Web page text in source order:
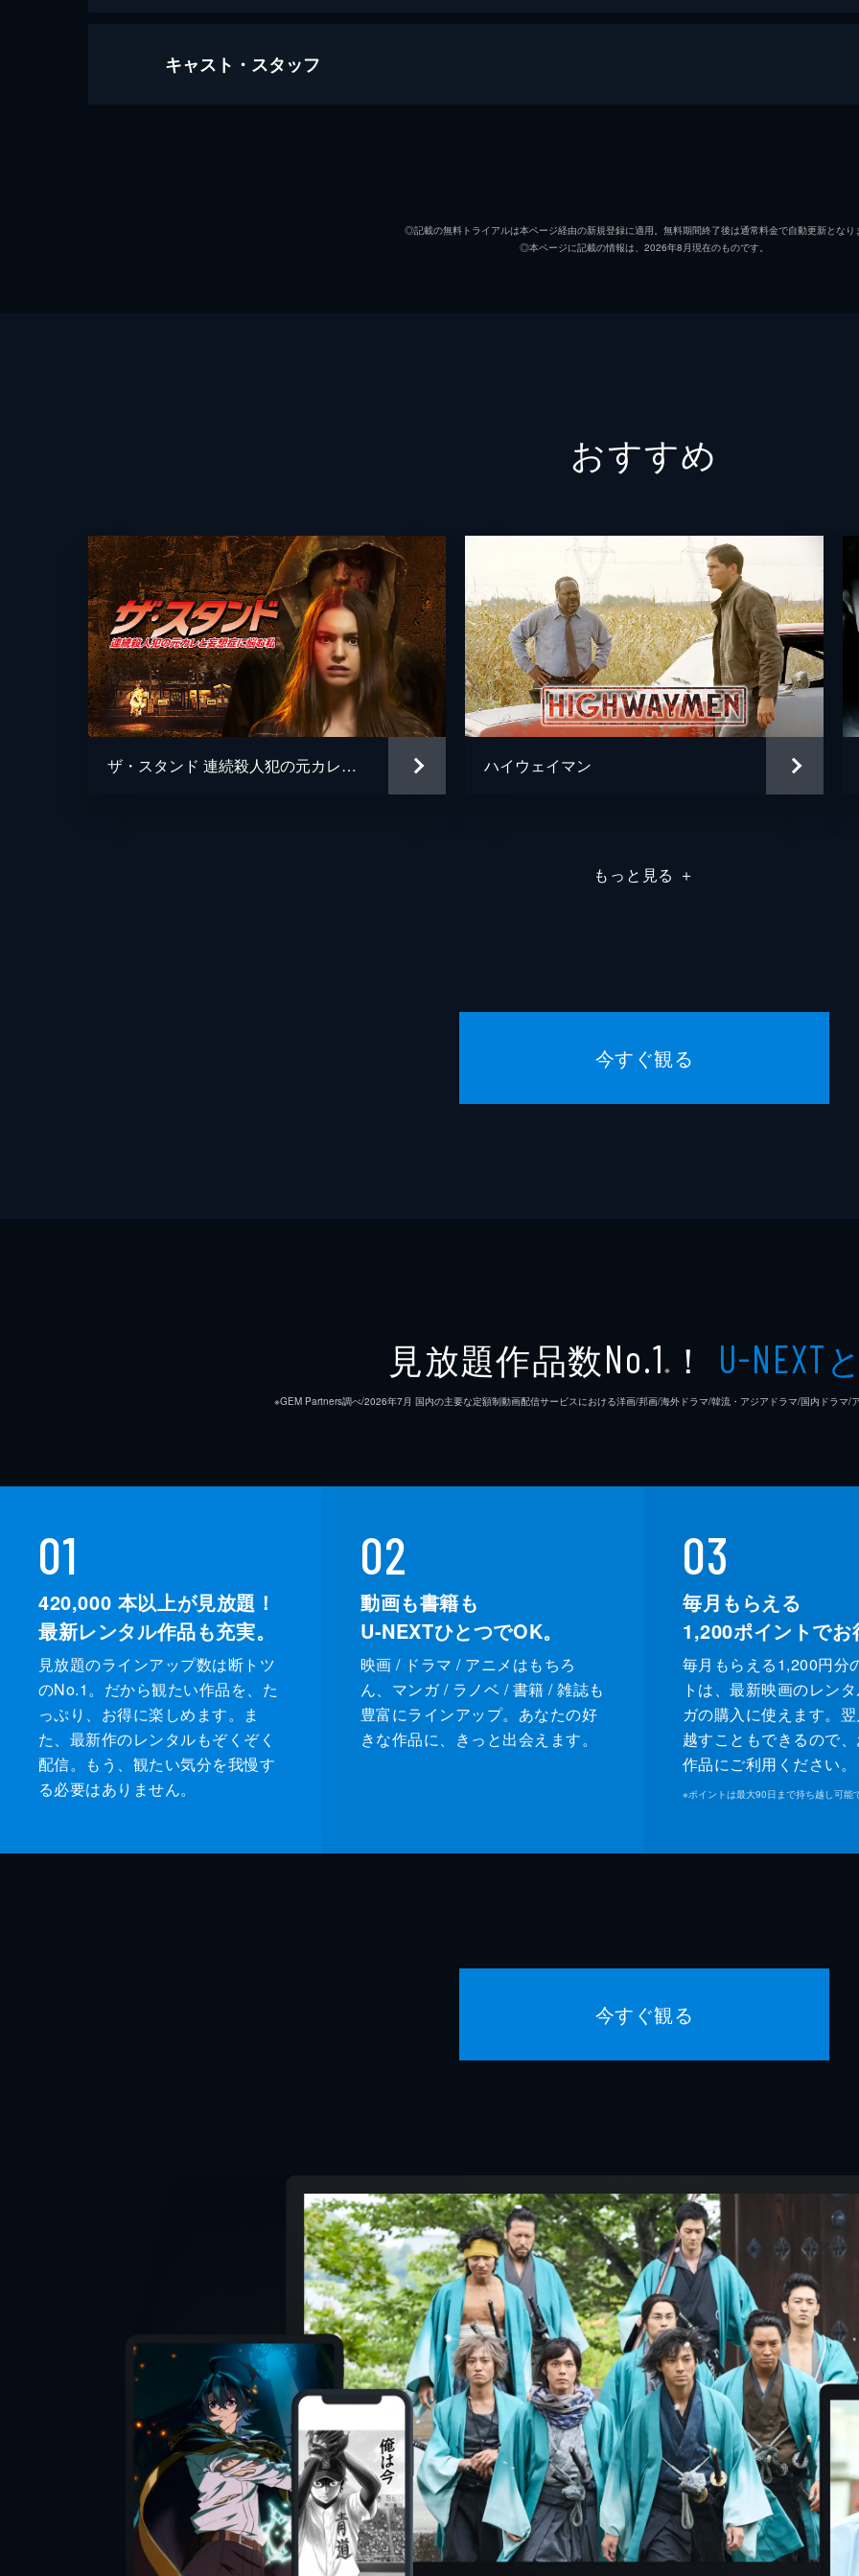
レッド・ハンデッド
キャスト・スタッフ
クリスチャン・マドセン
フランク・ペルーソ
製作 ニック・カサヴェテス
◎記載の無料トライアルは本ページ経由の新規登録に適用。無料期間終了後は通常料金で自動更新となり
◎本ページに記載の情報は、2026年8月現在のものです。
おすすめ
ザ・スタンド 連続殺人犯の元カレと妄想症に悩む私 ハイウェイマン
もっと見る ＋
今すぐ観る
見放題作品数No.1 ※ ！ U-NEXT
※GEM Partners調べ/2026年7⽉ 国内の主要な定額制動画配信サービスにおける洋画/邦画/海外ドラマ/韓流・アジアドラマ/国内ドラマ/
01
420,000 本以上が見放題！
最新レンタル作品も充実。
見放題のラインアップ数は断トツ
のNo.1。だから観たい作品を、た
っぷり、お得に楽しめます。ま
た、最新作のレンタルもぞくぞく
配信。もう、観たい気分を我慢す
る必要はありません。
02
動画も書籍も
U-NEXTひとつでOK。
映画 / ドラマ / アニメはもちろ
ん、マンガ / ラノベ / 書籍 / 雑誌も
豊富にラインアップ。あなたの好
きな作品に、きっと出会えます。
03
毎月もらえる
1,200ポイントでお
毎月もらえる1,200円分
トは、最新映画のレン
ガの購入に使えます。
越すこともできるので
作品にご利用ください。
※ポイントは最大90日まで持ち越し可能
今すぐ観る